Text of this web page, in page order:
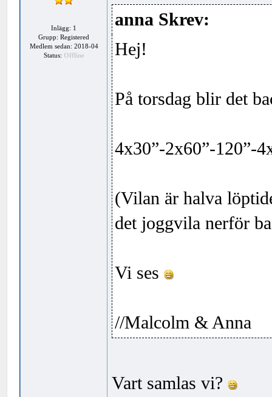
Inlägg: 1
Grupp: Registered
Medlem sedan: 2018-04
Status: Offline
anna Skrev:
Hej!
På torsdag blir det
4x30”-2x60”-120”-
(Vilan är halva
det joggvila nerför
Vi ses
//Malcolm & Anna
Vart samlas vi?